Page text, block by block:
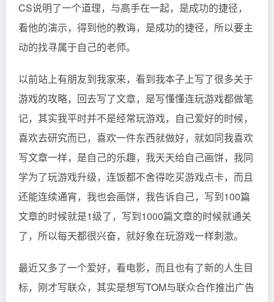
CS说明了一个道理，与高手在一起，是成功的捷径，
看他的演示，得到他的教诲，是成功的捷径，所以要主
动的找寻属于自己的老师。
以前站上有朋友到我家来，看到我本子上写了很多关于
游戏的攻略，回去写了文章，是写懂懂连玩游戏都做笔
记，其实我平时并不是经常玩游戏，自己爱好的时候，
喜欢去研究而已，喜欢一件东西就做好，就如同我喜欢
写文章一样，是自己的乐趣，我天天给自己画饼，我同
学为了玩游戏升级，连饭都不舍得吃买游戏点卡，而且
还能连续通宵，我也会画饼，我告诉自己，写到100篇
文章的时候就是1级了，写到1000篇文章的时候就通关
了，所以每天都很兴奋，就好象在玩游戏一样刺激。
最近又多了一个爱好，看电影，而且也有了新的人生目
标，刚才写联众，其实是想写TOM与联众合作推出广告